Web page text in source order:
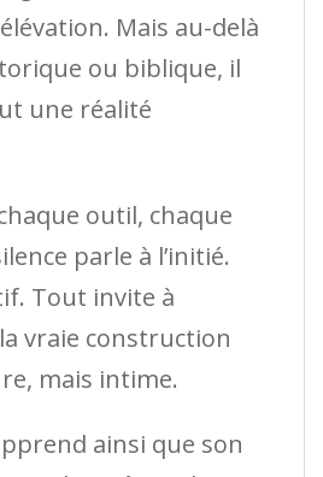
Mais au-delà
ou biblique, il
une réalité
outil, chaque
parle à l’initié.
Tout invite à
vraie construction
mais intime.
ainsi que son